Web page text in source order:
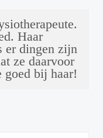
Haar
er dingen zijn
ze daarvoor
bij haar!